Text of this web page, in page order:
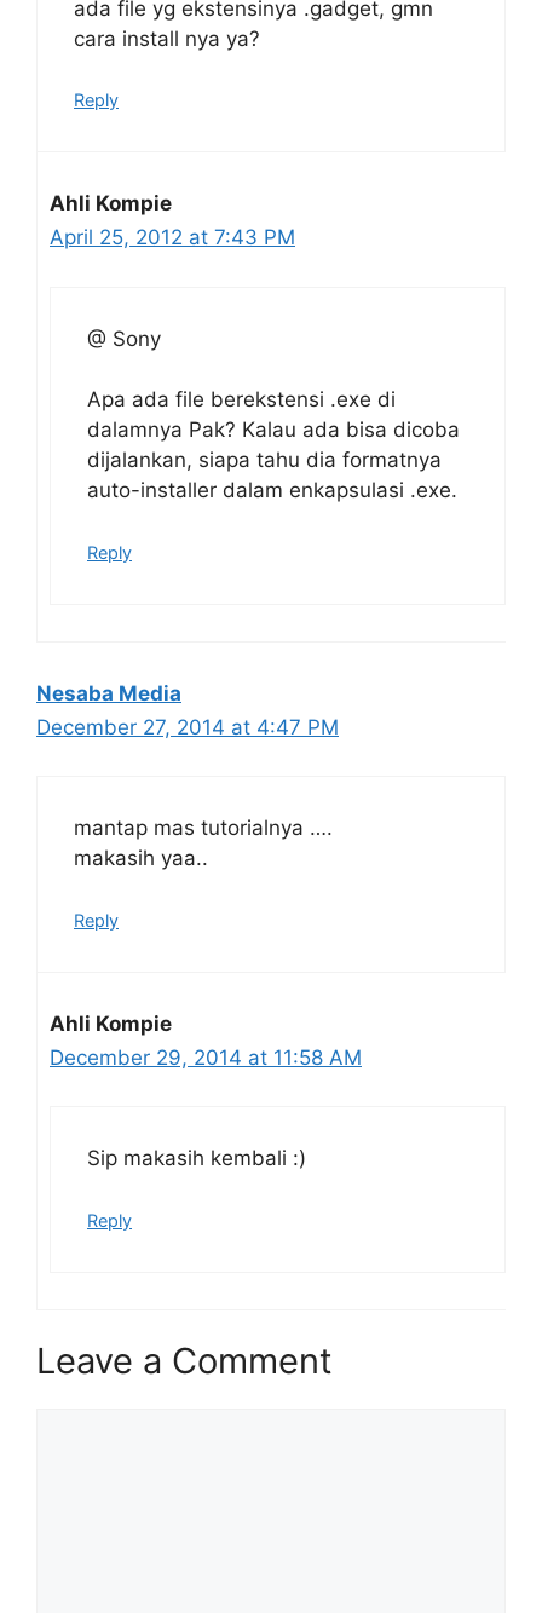
ada file yg ekstensinya .gadget, gmn
cara install nya ya?
Reply
Ahli Kompie
April 25, 2012 at 7:43 PM
@ Sony
Apa ada file berekstensi .exe di
dalamnya Pak? Kalau ada bisa dicoba
dijalankan, siapa tahu dia formatnya
auto-installer dalam enkapsulasi .exe.
Reply
Nesaba Media
December 27, 2014 at 4:47 PM
mantap mas tutorialnya ….
makasih yaa..
Reply
Ahli Kompie
December 29, 2014 at 11:58 AM
Sip makasih kembali :)
Reply
Leave a Comment